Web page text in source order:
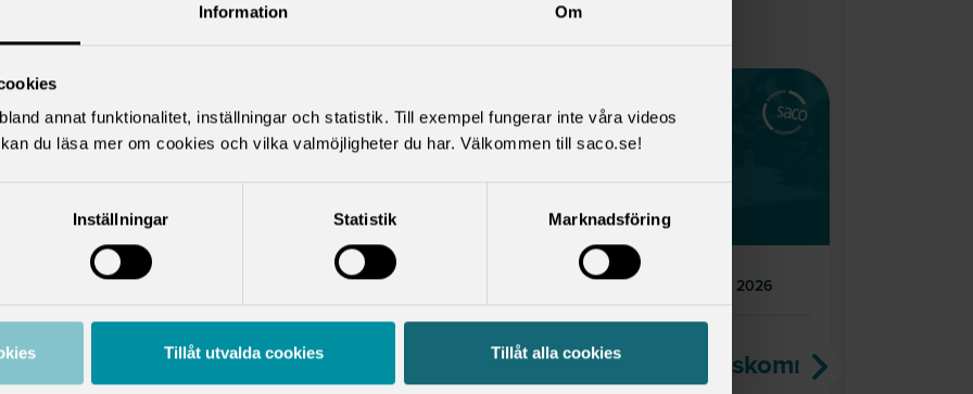
Information Om
annat funktionalitet, inställningar och statistik. Till exempel fungerar inte våra videos
du läsa mer om cookies och vilka valmöjligheter du har. Välkommen till saco.se!
Inställningar Statistik Marknadsföring
Tillåt utvalda cookies Tillåt alla cookies
onsdag 20 maj
och
RAPPORT
(O)trygghet efter
Senaste nytt
Studentråd
tisdag 3 februari 2026
Remissvar
produktivitetskommissionen